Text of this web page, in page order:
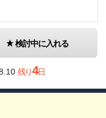
検討中に入れる
残り4日